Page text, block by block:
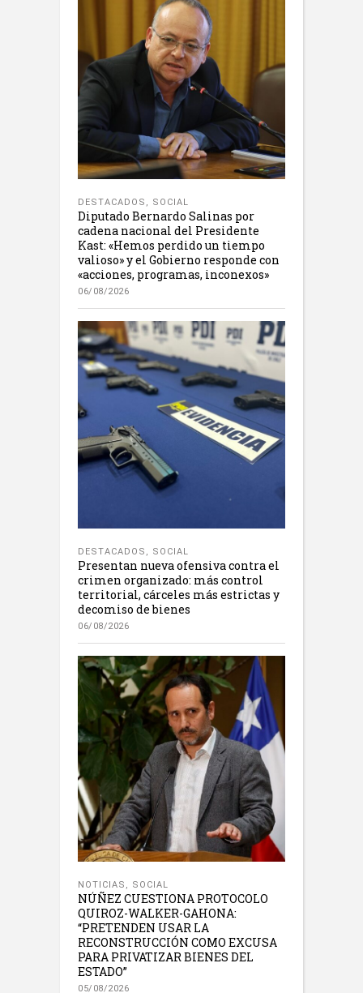
DESTACADOS , SOCIAL
Diputado Bernardo Salinas por
cadena nacional del Presidente
Kast: «Hemos perdido un tiempo
valioso» y el Gobierno responde con
«acciones, programas, inconexos»
06/08/2026
DESTACADOS , SOCIAL
Presentan nueva ofensiva contra el
crimen organizado: más control
territorial, cárceles más estrictas y
decomiso de bienes
06/08/2026
NOTICIAS , SOCIAL
NÚÑEZ CUESTIONA PROTOCOLO
QUIROZ-WALKER-GAHONA:
“PRETENDEN USAR LA
RECONSTRUCCIÓN COMO EXCUSA
PARA PRIVATIZAR BIENES DEL
ESTADO”
05/08/2026